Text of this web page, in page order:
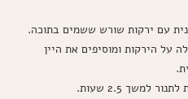
עם ירקות שורש ששמים בתוכה.
על הירקות ומוסיפים את היין
למשך 2.5 שעות.